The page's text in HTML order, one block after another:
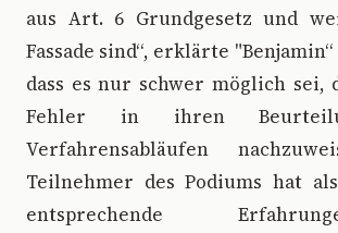
aus Art. 6 Grundgesetz und
Fassade sind“, erklärte
dass es nur schwer möglich sei,
Fehler in ihren
Verfahrensabläufen
Teilnehmer des Podiums hat
entsprechende